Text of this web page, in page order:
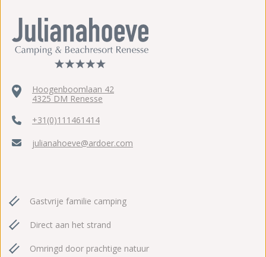
Hoogenboomlaan 42
4325 DM Renesse
+31(0)111461414
julianahoeve@ardoer.com
Gastvrije familie camping
Direct aan het strand
Omringd door prachtige natuur